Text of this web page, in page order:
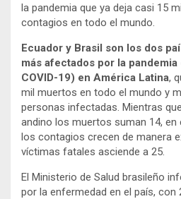
la pandemia que ya deja casi 15
contagios en todo el mundo.
Ecuador y Brasil son los dos
más afectados por la
COVID-19) en América Latina,
mil muertos en todo el mundo y
personas infectadas. Mientras
andino los muertos suman 14, en
los contagios crecen de manera
víctimas fatales asciende a 25.
El Ministerio de Salud brasileño
por la enfermedad en el país, con